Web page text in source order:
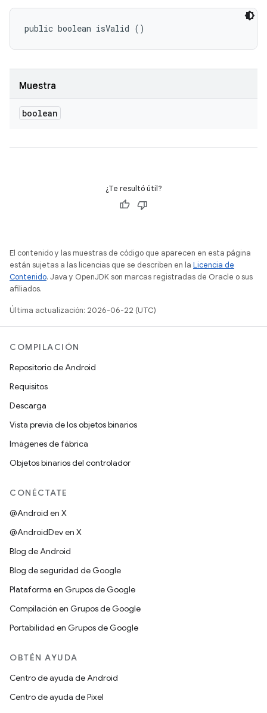
public boolean isValid ()
Muestra
boolean
¿Te resultó útil?
El contenido y las muestras de código que aparecen en esta página
están sujetas a las licencias que se describen en la Licencia de
Contenido. Java y OpenJDK son marcas registradas de Oracle o sus
afiliados.
Última actualización: 2026-06-22 (UTC)
COMPILACIÓN
Repositorio de Android
Requisitos
Descarga
Vista previa de los objetos binarios
Imágenes de fábrica
Objetos binarios del controlador
CONÉCTATE
@Android en X
@AndroidDev en X
Blog de Android
Blog de seguridad de Google
Plataforma en Grupos de Google
Compilación en Grupos de Google
Portabilidad en Grupos de Google
OBTÉN AYUDA
Centro de ayuda de Android
Centro de ayuda de Pixel